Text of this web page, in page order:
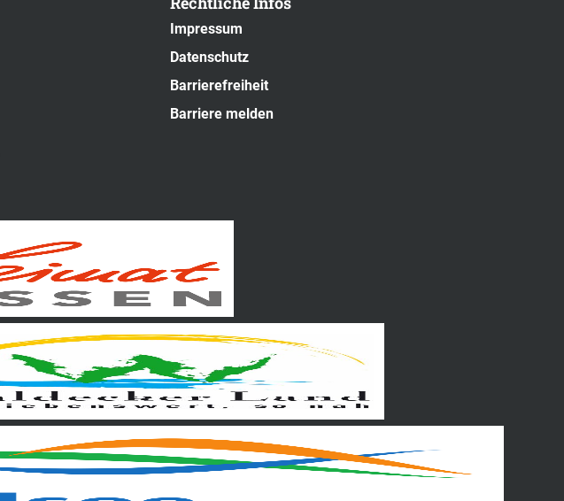
Impressum
Datenschutz
Barrierefreiheit
Barriere melden